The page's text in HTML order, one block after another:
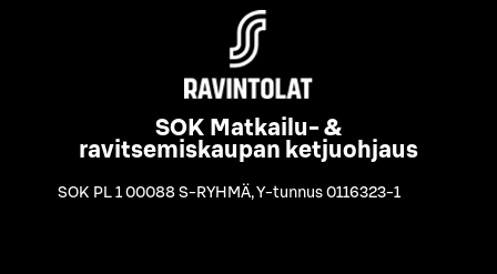
SOK Matkailu- &
ravitsemiskaupan ketjuohjaus
SOK PL 1 00088 S-RYHMÄ,Y-tunnus 0116323-1